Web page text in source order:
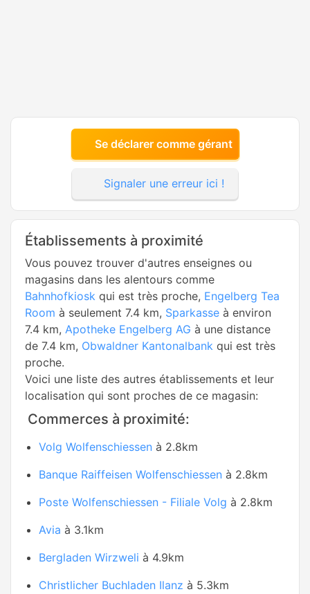
Se déclarer comme gérant
Signaler une erreur ici !
Établissements à proximité
Vous pouvez trouver d'autres enseignes ou
magasins dans les alentours comme
Bahnhofkiosk qui est très proche, Engelberg Tea
Room à seulement 7.4 km, Sparkasse à environ
7.4 km, Apotheke Engelberg AG à une distance
de 7.4 km, Obwaldner Kantonalbank qui est très
proche.
Voici une liste des autres établissements et leur
localisation qui sont proches de ce magasin:
Commerces à proximité:
Volg Wolfenschiessen à 2.8km
Banque Raiffeisen Wolfenschiessen à 2.8km
Poste Wolfenschiessen - Filiale Volg à 2.8km
Avia à 3.1km
Bergladen Wirzweli à 4.9km
Christlicher Buchladen Ilanz à 5.3km